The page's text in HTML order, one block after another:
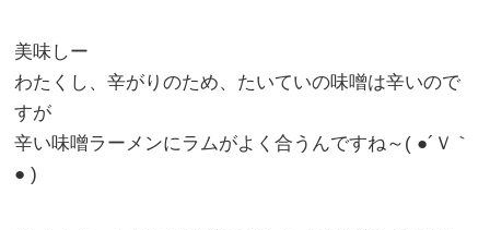
美味しー
わたくし、辛がりのため、たいていの味噌は辛いので
すが
辛い味噌ラーメンにラムがよく合うんですね～( ●´Ｖ｀
● )